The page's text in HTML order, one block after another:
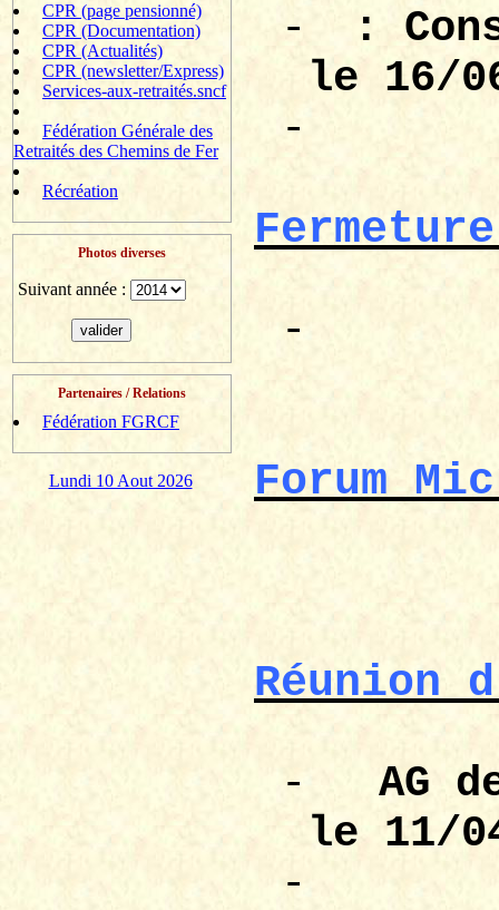
CPR (page pensionné)
CPR (Documentation)
CPR (Actualités)
CPR (newsletter/Express)
Services-aux-retraités.sncf
Fédération Générale des
Retraités des Chemins de Fer
Récréation
Photos diverses
Suivant année :
Partenaires / Relations
Fédération FGRCF
Lundi 10 Aout 2026
-
:
le 16/
-
-
Forum
Réunion
-
AG
le 11/
-